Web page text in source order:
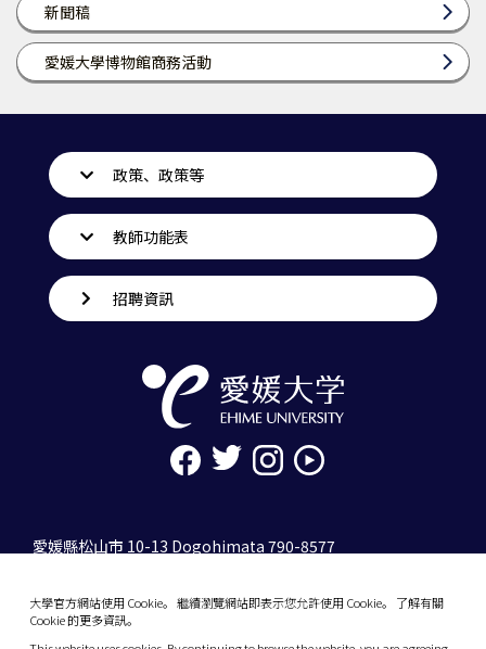
新聞稿
愛媛大學博物館商務活動
大學官方網站使用 Cookie。 繼續瀏覽網站即表示您允許使用 Cookie。 了解有關
Cookie 的更多資訊。
政策、政策等
教師功能表
招聘資訊
愛媛縣松山市 10-13 Dogohimata 790-8577
10-13 Dogo-Himata, Matsuyama, Ehime 790-